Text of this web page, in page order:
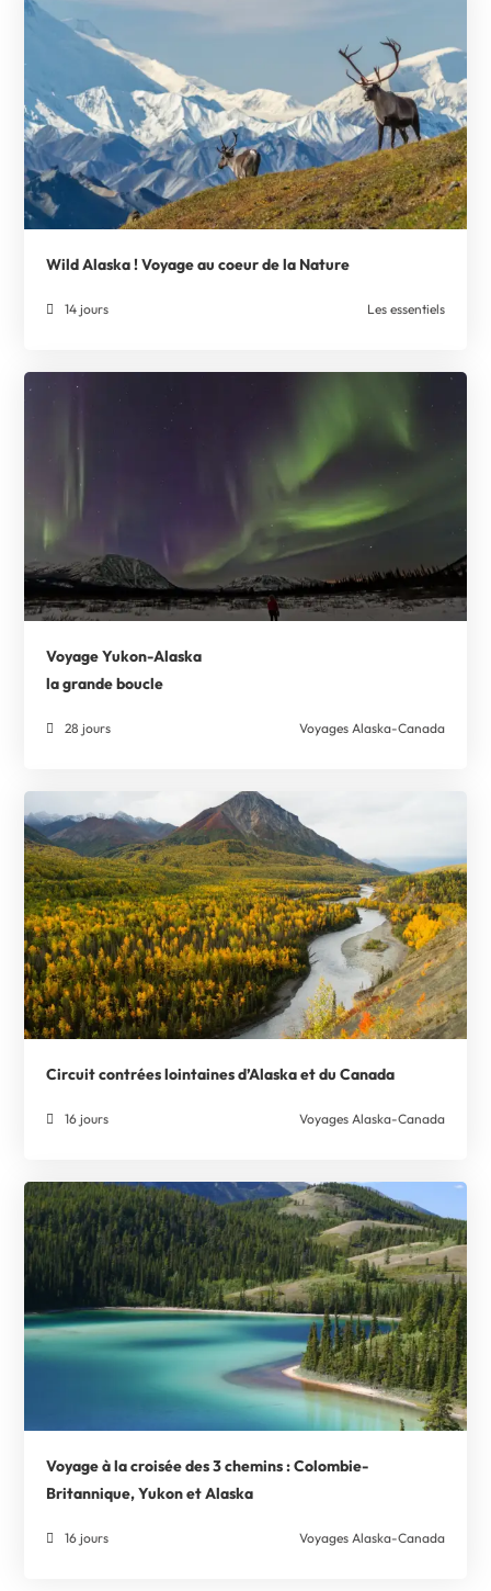
Wild Alaska ! Voyage au coeur de la Nature
14 jours Les essentiels
Voyage Yukon-Alaska
la grande boucle
28 jours Voyages Alaska-Canada
Circuit contrées lointaines d’Alaska et du Canada
16 jours Voyages Alaska-Canada
Voyage à la croisée des 3 chemins : Colombie-
Britannique, Yukon et Alaska
16 jours Voyages Alaska-Canada